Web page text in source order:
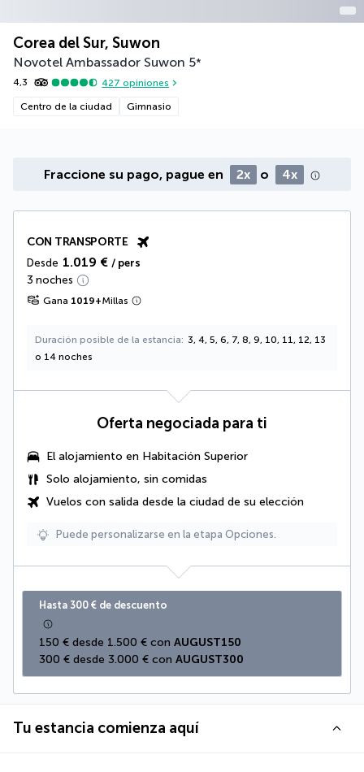
Corea del Sur, Suwon
Novotel Ambassador Suwon 5*
4,3 427 opiniones
Centro de la ciudad Gimnasio
Fraccione su pago, pague en 2x o 4x
CON TRANSPORTE
Desde 1.019 € / pers
3 noches
Gana 1019+Millas
Duración posible de la estancia
3, 4, 5, 6, 7, 8, 9, 10, 11, 12, 13
o 14 noches
Oferta negociada para ti
El alojamiento en Habitación Superior
Solo alojamiento, sin comidas
Vuelos con salida desde la ciudad de su elección
Puede personalizarse en la etapa Opciones.
Hasta 300 € de descuento
150 € desde 1.500 € con AUGUST150
300 € desde 3.000 € con AUGUST300
Tu estancia comienza aquí